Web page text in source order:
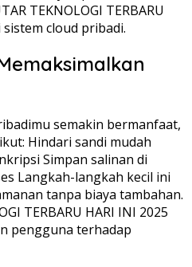
TEKNOLOGI TERBARU
cloud pribadi.
semakin bermanfaat,
Hindari sandi mudah
Simpan salinan di
Langkah-langkah kecil ini
tanpa biaya tambahan.
TERBARU HARI INI 2025
pengguna terhadap